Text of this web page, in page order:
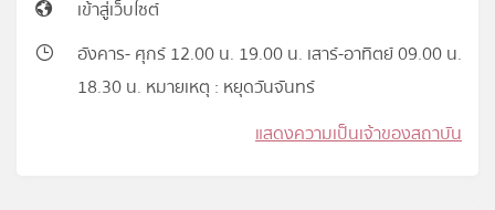
เข้าสู่เว็บไซต์
อังคาร- ศุกร์ 12.00 น. 19.00 น. เสาร์-อาทิตย์ 09.00 น.
18.30 น. หมายเหตุ : หยุดวันจันทร์
แสดงความเป็นเจ้าของสถาบัน